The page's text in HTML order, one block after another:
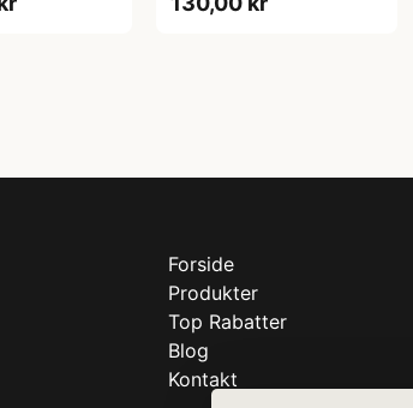
Forside
Produkter
Top Rabatter
Blog
Kontakt